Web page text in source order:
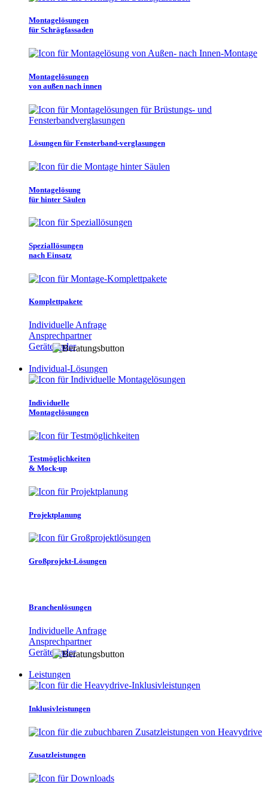
Montagelösungen
für Schrägfassaden
Montagelösungen
von außen nach innen
Lösungen für Fensterband-verglasungen
Montagelösung
für hinter Säulen
Speziallösungen
nach Einsatz
Komplettpakete
Individuelle Anfrage
Ansprechpartner
Gerätefinder
Individual-Lösungen
Individuelle
Montagelösungen
Testmöglichkeiten
& Mock-up
Projektplanung
Großprojekt-Lösungen
Branchenlösungen
Individuelle Anfrage
Ansprechpartner
Gerätefinder
Leistungen
Inklusivleistungen
Zusatzleistungen